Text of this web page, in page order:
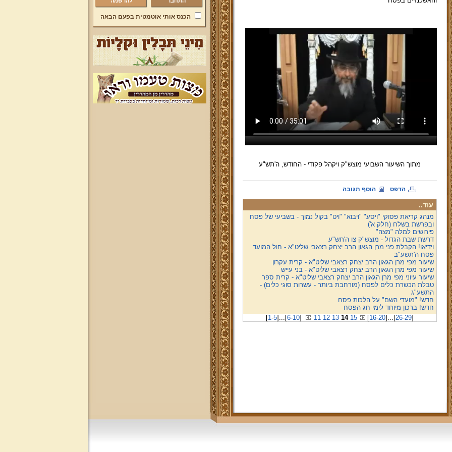
מתוך השיעור השבועי מוצש"ק ויקהל פקודי - החודש, ה'תש"ע
הדפס הוסף תגובה
עוד..
מנהג קריאת פסוקי "ויסע" "ויבוא" "ויט" בקול נמוך - בשביעי של פסח
ובפרשת בשלח (חלק א')
פירושים למלה "מצה"
דרשת שבת הגדול - מוצש"ק צו ה'תש"ע
וידיאו! הקבלת פני מרן הגאון הרב יצחק רצאבי שליט"א - חול המועד
פסח ה'תשע"ב
שיעור מפי מרן הגאון הרב יצחק רצאבי שליט"א - קרית עקרון
שיעור מפי מרן הגאון הרב יצחק רצאבי שליט"א - בני עייש
שיעור עיוני מפי מרן הגאון הרב יצחק רצאבי שליט"א - קרית ספר
טבלת הכשרת כלים לפסח (מורחבת ביותר - עשרות סוגי כלים) -
התשע"ג
חדש! "מועדי השם" על הלכות פסח
חדש! ברכון מיוחד לימי חג הפסח
[1-5] ... [6-10] 11 12 13 14 15 [16-20] ... [26-29]
הכנס אותי אוטמטית בפעם הבאה